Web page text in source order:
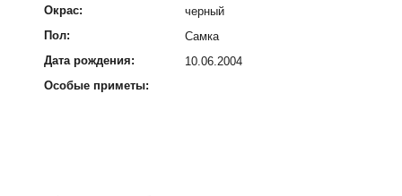
Окрас:
черный
Пол:
Самка
Дата рождения:
10.06.2004
Особые приметы: